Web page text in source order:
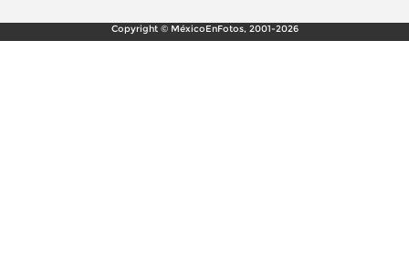
Copyright © MéxicoEnFotos, 2001-2026